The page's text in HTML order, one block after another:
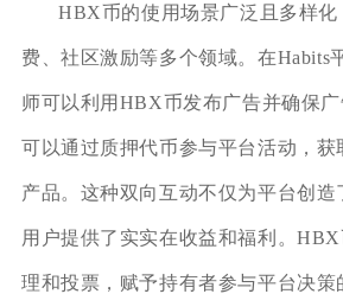
HBX币的使用场景广泛且多样化
费、社区激励等多个领域。在Habits
师可以利用HBX币发布广告并确保广
可以通过质押代币参与平台活动，获
产品。这种双向互动不仅为平台创造
用户提供了实实在收益和福利。
理和投票，赋予持有者参与平台决